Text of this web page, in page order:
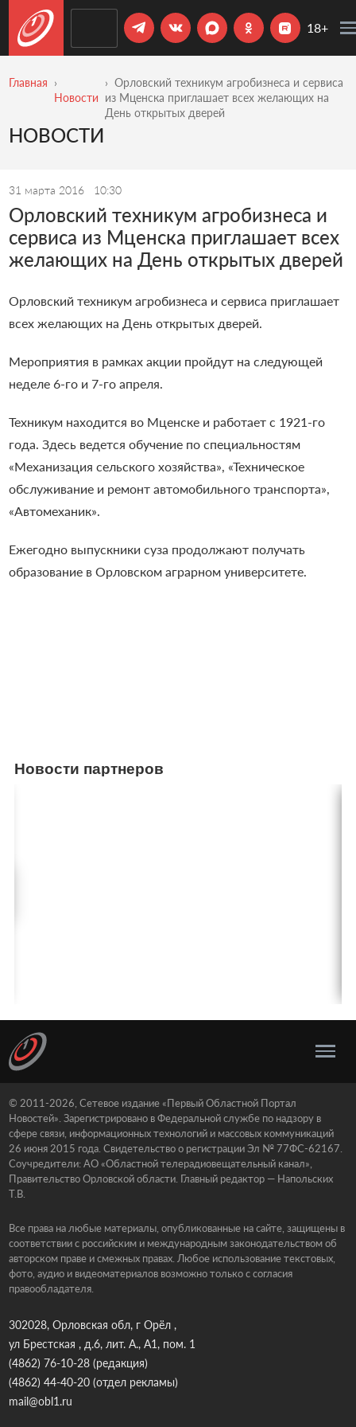
18+
Главная
Новости
Орловский техникум агробизнеса и сервиса
из Мценска приглашает всех желающих на
День открытых дверей
НОВОСТИ
31 марта 2016 10:30
Орловский техникум агробизнеса и
сервиса из Мценска приглашает всех
желающих на День открытых дверей
Орловский техникум агробизнеса и сервиса приглашает
всех желающих на День открытых дверей.
Мероприятия в рамках акции пройдут на следующей
неделе 6-го и 7-го апреля.
Техникум находится во Мценске и работает с 1921-го
года. Здесь ведется обучение по специальностям
«Механизация сельского хозяйства», «Техническое
обслуживание и ремонт автомобильного транспорта»,
«Автомеханик».
Ежегодно выпускники суза продолжают получать
образование в Орловском аграрном университете.
Новости партнеров
© 2011-2026, Сетевое издание «Первый Областной Портал
Новостей». Зарегистрировано в Федеральной службе по надзору в
сфере связи, информационных технологий и массовых коммуникаций
26 июня 2015 года. Свидетельство о регистрации Эл № 77ФС-62167.
Соучредители: АО «Областной телерадиовещательный канал»,
Правительство Орловской области. Главный редактор — Напольских
Т.В.
Все права на любые материалы, опубликованные на сайте, защищены в
соответствии с российским и международным законодательством об
авторском праве и смежных правах. Любое использование текстовых,
фото, аудио и видеоматериалов возможно только с согласия
правообладателя.
302028, Орловская обл, г Орёл ,
ул Брестская , д.6, лит. А., А1, пом. 1
(4862) 76-10-28(редакция)
(4862) 44-40-20(отдел рекламы)
mail@obl1.ru